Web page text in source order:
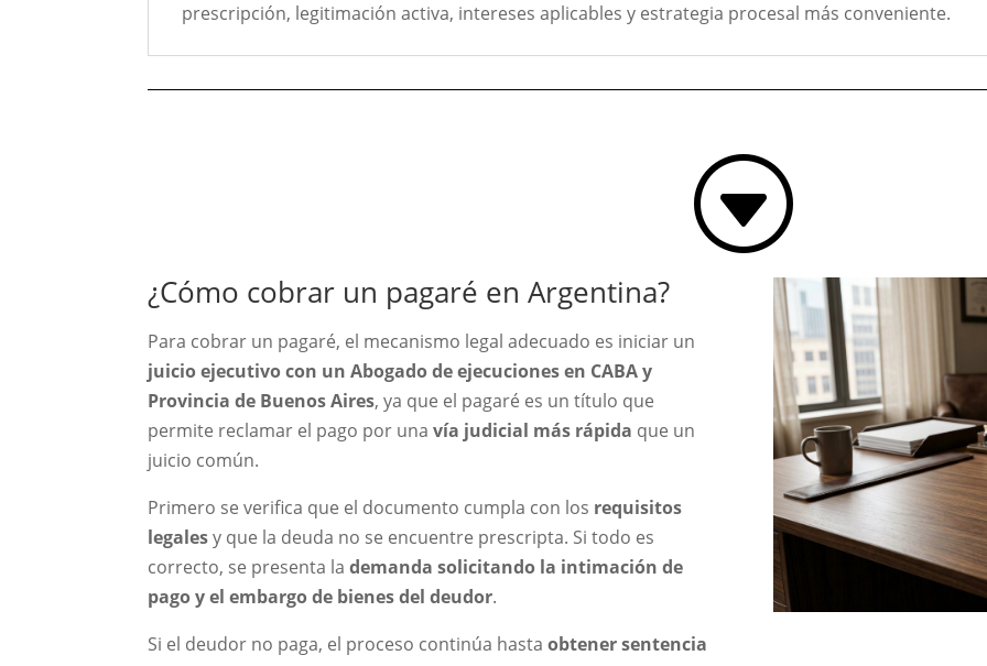
prescripción, legitimación activa, intereses aplicables y estrategia procesal más conveniente.
G
¿Cómo cobrar un pagaré en Argentina?
Para cobrar un pagaré, el mecanismo legal adecuado es iniciar un
juicio ejecutivo con un Abogado de ejecuciones en CABA y
Provincia de Buenos Aires, ya que el pagaré es un título que
permite reclamar el pago por unavía judicial más rápida que un
juicio común.
Primero se verifica que el documento cumpla con los requisitos
legalesy que la deuda no se encuentre prescripta. Si todo es
correcto, se presenta lademanda solicitando la intimación de
pago y el embargo de bienes del deudor.
Si el deudor no paga, el proceso continúa hastaobtener sentencia